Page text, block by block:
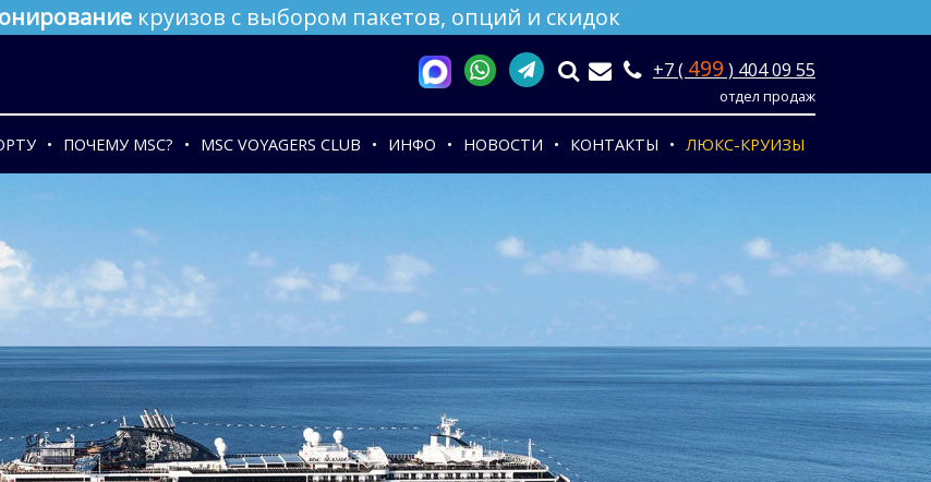
круизов с выбором пакетов, опций и скидок
+7 ( 499 ) 404 09 55
отдел продаж
ПОЧЕМУ MSC? MSC VOYAGERS CLUB ИНФО НОВОСТИ КОНТАКТЫ ЛЮКС-КРУИЗЫ